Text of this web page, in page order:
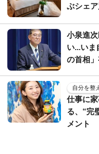
ぶシェ
小泉進
い...いま
の首相
自分を整
仕事に
る、“完
メント